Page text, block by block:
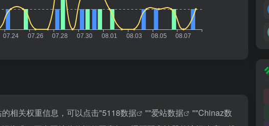
相关权重信息，可以点击"5118数据 ""爱站数据 ""Chinaz数